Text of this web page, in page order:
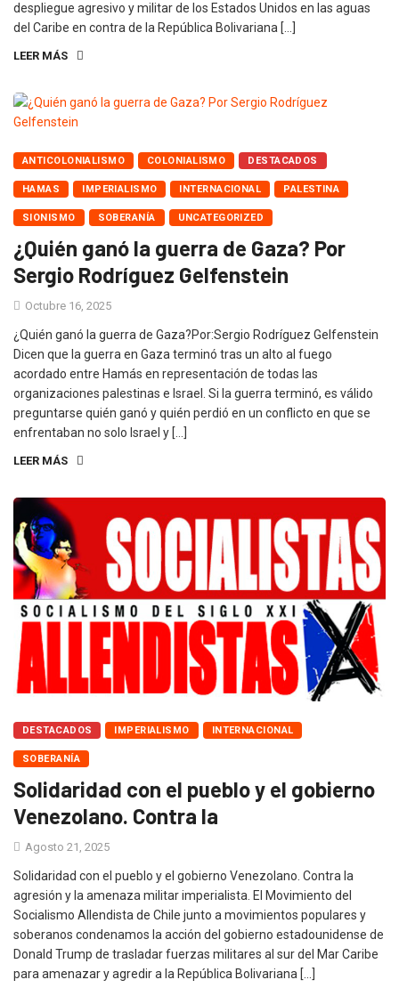
despliegue agresivo y militar de los Estados Unidos en las aguas
del Caribe en contra de la República Bolivariana […]
LEER MÁS
ANTICOLONIALISMO COLONIALISMO DESTACADOS
HAMAS IMPERIALISMO INTERNACIONAL PALESTINA
SIONISMO SOBERANÍA UNCATEGORIZED
¿Quién ganó la guerra de Gaza? Por
Sergio Rodríguez Gelfenstein
Octubre 16, 2025
¿Quién ganó la guerra de Gaza?Por:Sergio Rodríguez Gelfenstein
Dicen que la guerra en Gaza terminó tras un alto al fuego
acordado entre Hamás en representación de todas las
organizaciones palestinas e Israel. Si la guerra terminó, es válido
preguntarse quién ganó y quién perdió en un conflicto en que se
enfrentaban no solo Israel y […]
LEER MÁS
DESTACADOS IMPERIALISMO INTERNACIONAL
SOBERANÍA
Solidaridad con el pueblo y el gobierno
Venezolano. Contra la
Agosto 21, 2025
Solidaridad con el pueblo y el gobierno Venezolano. Contra la
agresión y la amenaza militar imperialista. El Movimiento del
Socialismo Allendista de Chile junto a movimientos populares y
soberanos condenamos la acción del gobierno estadounidense de
Donald Trump de trasladar fuerzas militares al sur del Mar Caribe
para amenazar y agredir a la República Bolivariana […]